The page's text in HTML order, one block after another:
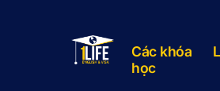
Các khóa
học